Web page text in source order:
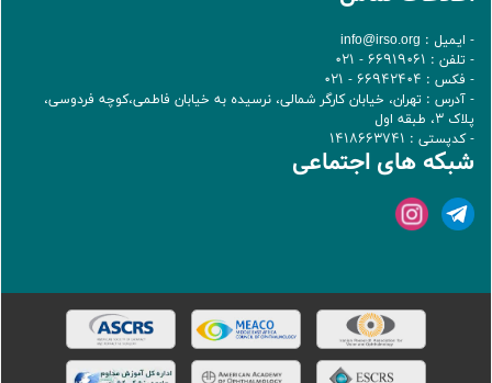
- ایمیل : info@irso.org
- تلفن : 66919061 - 021
- فکس : 66942404 - 021
- آدرس : تهران، خيابان کارگر شمالی، نرسيده به خيابان فاطمی،کوچه فردوسی،
پلاک 3، طبقه اول
- کدپستی : 1418663741
شبکه های اجتماعی